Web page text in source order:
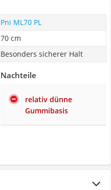
Pni ML70 PL
70 cm
Besonders sicherer Halt
Nachteile
relativ dünne
Gummibasis